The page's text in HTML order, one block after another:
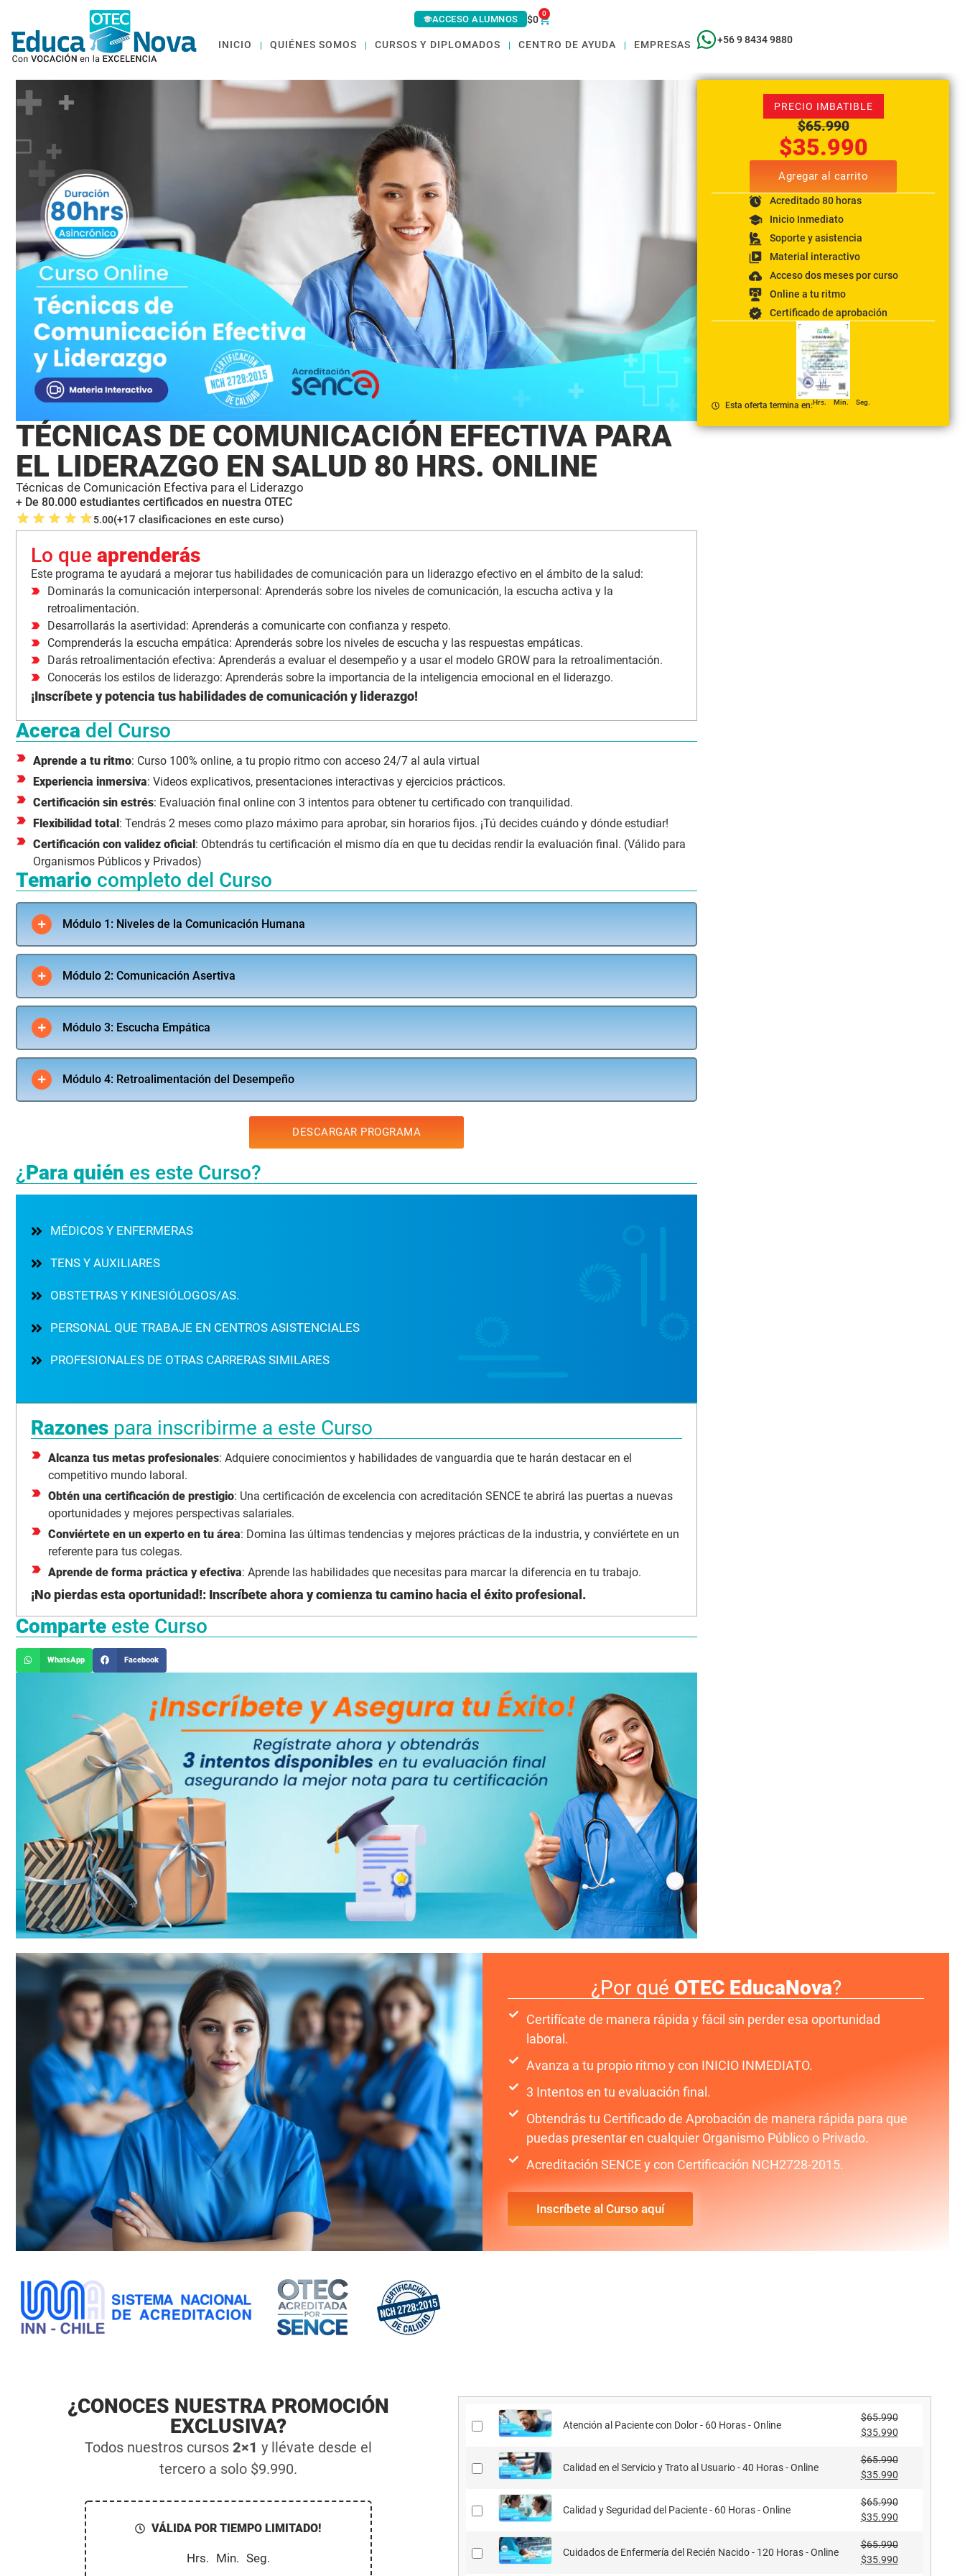
ACCESO ALUMNOS $0
0
INICIO QUIÉNES SOMOS CURSOS Y DIPLOMADOS CENTRO DE AYUDA EMPRESAS +56 9 8434 9880
TÉCNICAS DE COMUNICACIÓN EFECTIVA PARA
EL LIDERAZGO EN SALUD 80 HRS. ONLINE
Técnicas de Comunicación Efectiva para el Liderazgo
+ De 80.000 estudiantes certificados en nuestra OTEC
5.00(+17 clasificaciones en este curso)
Lo que aprenderás
Este programa te ayudará a mejorar tus habilidades de comunicación para un liderazgo efectivo en el ámbito de la salud:
Dominarás la comunicación interpersonal: Aprenderás sobre los niveles de comunicación, la escucha activa y la
retroalimentación.
Desarrollarás la asertividad: Aprenderás a comunicarte con confianza y respeto.
Comprenderás la escucha empática: Aprenderás sobre los niveles de escucha y las respuestas empáticas.
Darás retroalimentación efectiva: Aprenderás a evaluar el desempeño y a usar el modelo GROW para la retroalimentación.
Conocerás los estilos de liderazgo: Aprenderás sobre la importancia de la inteligencia emocional en el liderazgo.
¡Inscríbete y potencia tus habilidades de comunicación y liderazgo!
Acerca del Curso
Aprende a tu ritmo: Curso 100% online, a tu propio ritmo con acceso 24/7 al aula virtual
Experiencia inmersiva: Videos explicativos, presentaciones interactivas y ejercicios prácticos.
Certificación sin estrés: Evaluación final online con 3 intentos para obtener tu certificado con tranquilidad.
Flexibilidad total: Tendrás 2 meses como plazo máximo para aprobar, sin horarios fijos. ¡Tú decides cuándo y dónde estudiar!
Certificación con validez oficial: Obtendrás tu certificación el mismo día en que tu decidas rendir la evaluación final. (Válido para
Organismos Públicos y Privados)
Temario completo del Curso
Módulo 1: Niveles de la Comunicación Humana
Módulo 2: Comunicación Asertiva
Módulo 3: Escucha Empática
Módulo 4: Retroalimentación del Desempeño
DESCARGAR PROGRAMA
¿Para quién es este Curso?
MÉDICOS Y ENFERMERAS
TENS Y AUXILIARES
OBSTETRAS Y KINESIÓLOGOS/AS.
PERSONAL QUE TRABAJE EN CENTROS ASISTENCIALES
PROFESIONALES DE OTRAS CARRERAS SIMILARES
Razones para inscribirme a este Curso
Alcanza tus metas profesionales: Adquiere conocimientos y habilidades de vanguardia que te harán destacar en el
competitivo mundo laboral.
Obtén una certificación de prestigio: Una certificación de excelencia con acreditación SENCE te abrirá las puertas a nuevas
oportunidades y mejores perspectivas salariales.
Conviértete en un experto en tu área: Domina las últimas tendencias y mejores prácticas de la industria, y conviértete en un
referente para tus colegas.
Aprende de forma práctica y efectiva: Aprende las habilidades que necesitas para marcar la diferencia en tu trabajo.
¡No pierdas esta oportunidad!: Inscríbete ahora y comienza tu camino hacia el éxito profesional.
Comparte este Curso
WhatsApp Facebook
PRECIO IMBATIBLE
$65.990
$35.990
Agregar al carrito
Acreditado 80 horas
Inicio Inmediato
Soporte y asistencia
Material interactivo
Acceso dos meses por curso
Online a tu ritmo
Certificado de aprobación
Esta oferta termina en:Hrs. Min. Seg.
¿Por qué OTEC EducaNova?
Certifícate de manera rápida y fácil sin perder esa oportunidad
laboral.
Avanza a tu propio ritmo y con INICIO INMEDIATO.
3 Intentos en tu evaluación final.
Obtendrás tu Certificado de Aprobación de manera rápida para que
puedas presentar en cualquier Organismo Público o Privado.
Acreditación SENCE y con Certificación NCH2728-2015.
Inscríbete al Curso aquí
¿CONOCES NUESTRA PROMOCIÓN
EXCLUSIVA?
Todos nuestros cursos 2×1 y llévate desde el
tercero a solo $9.990.
VÁLIDA POR TIEMPO LIMITADO!
Hrs. Min. Seg.
Atención al Paciente con Dolor - 60 Horas - Online
$65.990
$35.990
Calidad en el Servicio y Trato al Usuario - 40 Horas - Online
$65.990
$35.990
Calidad y Seguridad del Paciente - 60 Horas - Online
$65.990
$35.990
Cuidados de Enfermería del Recién Nacido - 120 Horas - Online
$65.990
$35.990